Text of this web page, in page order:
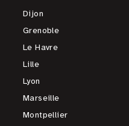
Dijon
Grenoble
Le Havre
Lille
Lyon
Marseille
Montpellier